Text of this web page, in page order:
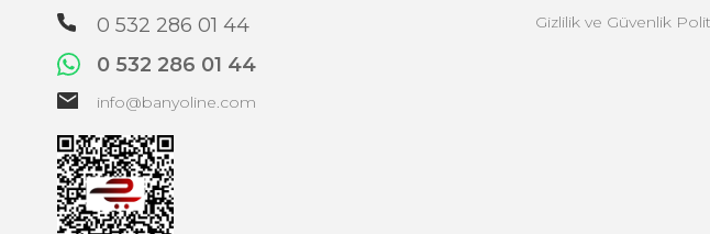
0 532 286 01 44
0 532 286 01 44
info@banyoline.com
Gizlilik ve Güvenlik